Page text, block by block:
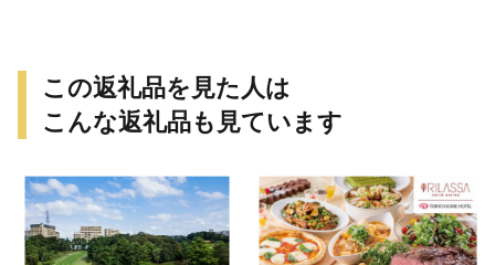
県 小牧市 送料無料
この返礼品を見た人は
こんな返礼品も見ています